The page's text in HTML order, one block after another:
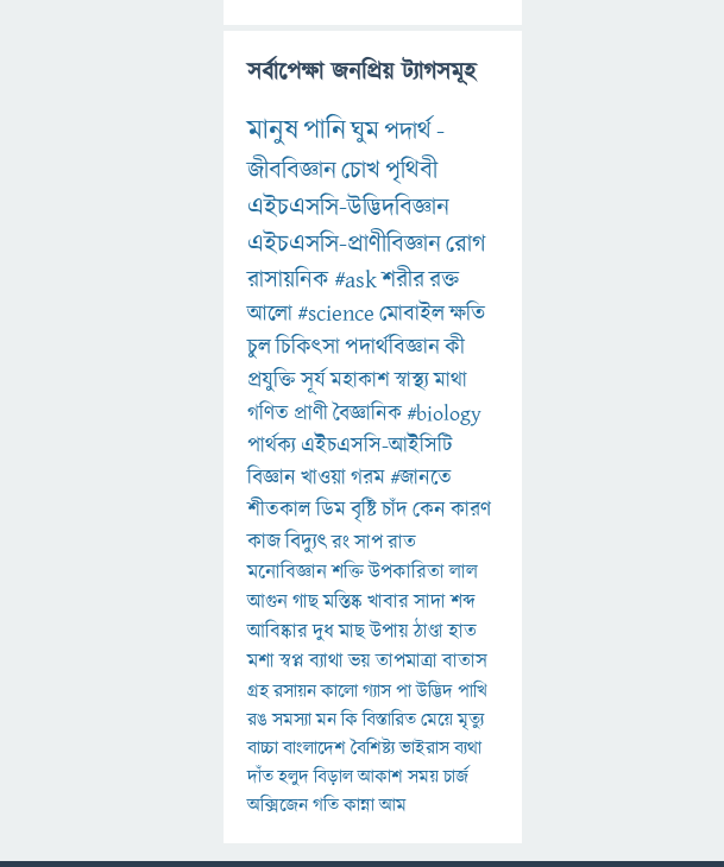
সর্বাপেক্ষা জনপ্রিয় ট্যাগসমূহ
মানুষপানিঘুমপদার্থ-
জীববিজ্ঞানচোখপৃথিবী
এইচএসসি-উদ্ভিদবিজ্ঞান
এইচএসসি-প্রাণীবিজ্ঞানরোগ
রাসায়নিক#askশরীররক্ত
আলো#scienceমোবাইলক্ষতি
চুলচিকিৎসাপদার্থবিজ্ঞানকী
প্রযুক্তিসূর্যমহাকাশস্বাস্থ্যমাথা
গণিত প্রাণীবৈজ্ঞানিক#biology
পার্থক্য এইচএসসি-আইসিটি
বিজ্ঞানখাওয়াগরম#জানতে
শীতকালডিমবৃষ্টিচাঁদকেনকারণ
কাজবিদ্যুৎরংসাপরাত
মনোবিজ্ঞানশক্তিউপকারিতালাল
আগুনগাছমস্তিষ্কখাবারসাদাশব্দ
আবিষ্কারদুধমাছউপায়ঠাণ্ডাহাত
মশাস্বপ্নব্যাথাভয়তাপমাত্রাবাতাস
গ্রহরসায়নকালোগ্যাসপাউদ্ভিদপাখি
রঙসমস্যামনকিবিস্তারিতমেয়েমৃত্যু
বাচ্চাবাংলাদেশবৈশিষ্ট্যভাইরাসব্যথা
দাঁতহলুদবিড়ালআকাশসময়চার্জ
অক্সিজেনগতিকান্নাআম